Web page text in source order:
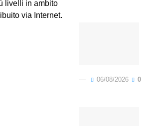
livelli in ambito
via Internet.
06/08/2026 0